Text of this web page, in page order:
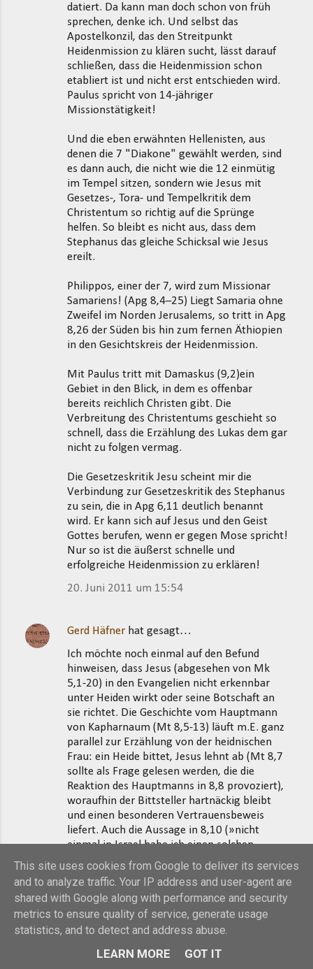
datiert. Da kann man doch schon von früh
sprechen, denke ich. Und selbst das
Apostelkonzil, das den Streitpunkt
Heidenmission zu klären sucht, lässt darauf
schließen, dass die Heidenmission schon
etabliert ist und nicht erst entschieden wird.
Paulus spricht von 14-jähriger
Missionstätigkeit!
Und die eben erwähnten Hellenisten, aus
denen die 7 "Diakone" gewählt werden, sind
es dann auch, die nicht wie die 12 einmütig
im Tempel sitzen, sondern wie Jesus mit
Gesetzes-, Tora- und Tempelkritik dem
Christentum so richtig auf die Sprünge
helfen. So bleibt es nicht aus, dass dem
Stephanus das gleiche Schicksal wie Jesus
ereilt.
Philippos, einer der 7, wird zum Missionar
Samariens! (Apg 8,4–25) Liegt Samaria ohne
Zweifel im Norden Jerusalems, so tritt in Apg
8,26 der Süden bis hin zum fernen Äthiopien
in den Gesichtskreis der Heidenmission.
Mit Paulus tritt mit Damaskus (9,2)ein
Gebiet in den Blick, in dem es offenbar
bereits reichlich Christen gibt. Die
Verbreitung des Christentums geschieht so
schnell, dass die Erzählung des Lukas dem gar
nicht zu folgen vermag.
Die Gesetzeskritik Jesu scheint mir die
Verbindung zur Gesetzeskritik des Stephanus
zu sein, die in Apg 6,11 deutlich benannt
wird. Er kann sich auf Jesus und den Geist
Gottes berufen, wenn er gegen Mose spricht!
Nur so ist die äußerst schnelle und
erfolgreiche Heidenmission zu erklären!
20. Juni 2011 um 15:54
Gerd Häfner hat gesagt…
Ich möchte noch einmal auf den Befund
hinweisen, dass Jesus (abgesehen von Mk
5,1-20) in den Evangelien nicht erkennbar
unter Heiden wirkt oder seine Botschaft an
sie richtet. Die Geschichte vom Hauptmann
von Kapharnaum (Mt 8,5-13) läuft m.E. ganz
parallel zur Erzählung von der heidnischen
Frau: ein Heide bittet, Jesus lehnt ab (Mt 8,7
sollte als Frage gelesen werden, die die
Reaktion des Hauptmanns in 8,8 provoziert),
woraufhin der Bittsteller hartnäckig bleibt
und einen besonderen Vertrauensbeweis
liefert. Auch die Aussage in 8,10 (»nicht
einmal in Israel habe ich einen solchen
Glauben gefunden«) deutet darauf hin, dass
Jesus eigentlich zu Israel gesandt ist – und so
wird in den Evangelien auch erzählt.
Außerdem spielt eine Berufung auf das
Beispiel Jesu in den Debatten der Urkirche
um die Heidenmission, soweit wir darin
This site uses cookies from Google to deliver its services
and to analyze traffic. Your IP address and user-agent are
shared with Google along with performance and security
metrics to ensure quality of service, generate usage
statistics, and to detect and address abuse.
LEARN MORE GOT IT